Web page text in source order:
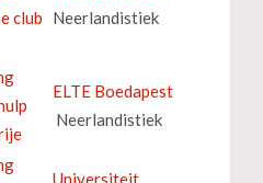
club
Neerlandistiek
ELTE Boedapest
Neerlandistiek
Universiteit